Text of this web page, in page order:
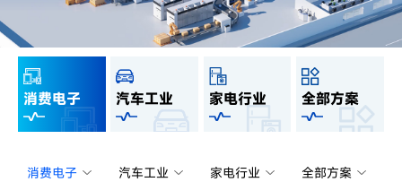
消费电子 汽车工业 家电行业 全部方案
消费电子 汽车工业 家电行业 全部方案